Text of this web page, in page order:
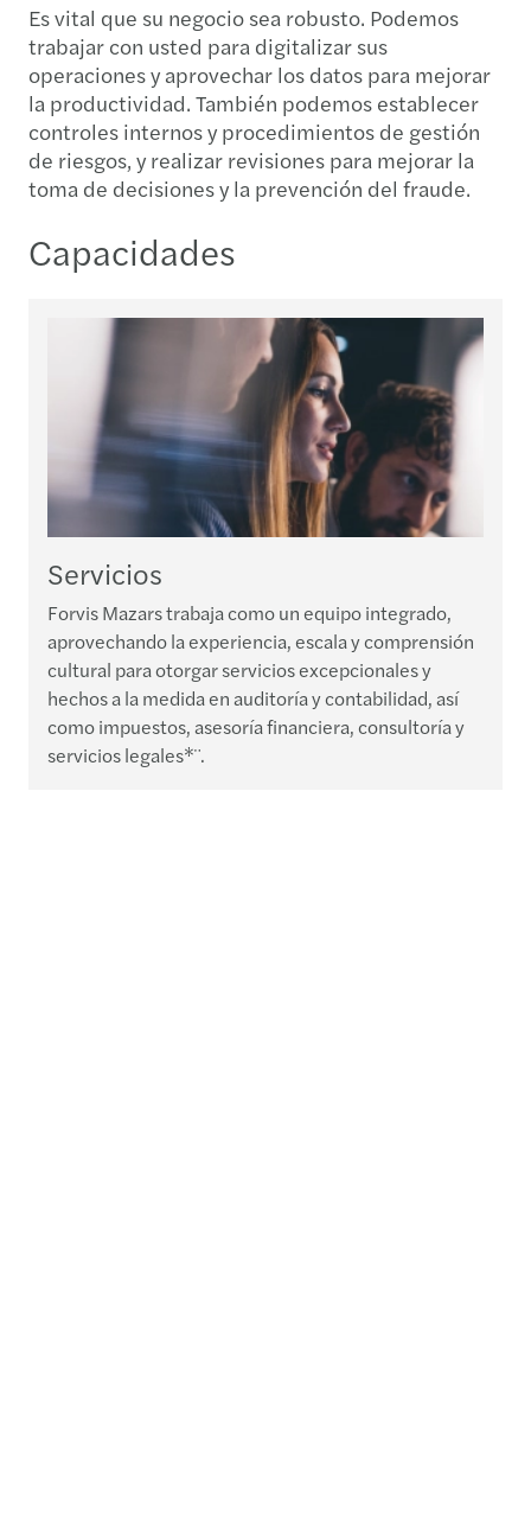
Es vital que su negocio sea robusto. Podemos
trabajar con usted para digitalizar sus
operaciones y aprovechar los datos para mejorar
la productividad. También podemos establecer
controles internos y procedimientos de gestión
de riesgos, y realizar revisiones para mejorar la
toma de decisiones y la prevención del fraude.
Capacidades
Servicios
Forvis Mazars trabaja como un equipo integrado,
aprovechando la experiencia, escala y comprensión
cultural para otorgar servicios excepcionales y
hechos a la medida en auditoría y contabilidad, así
como impuestos, asesoría financiera, consultoría y
servicios legales*¨.